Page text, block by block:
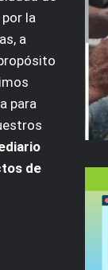
la
a
para
de